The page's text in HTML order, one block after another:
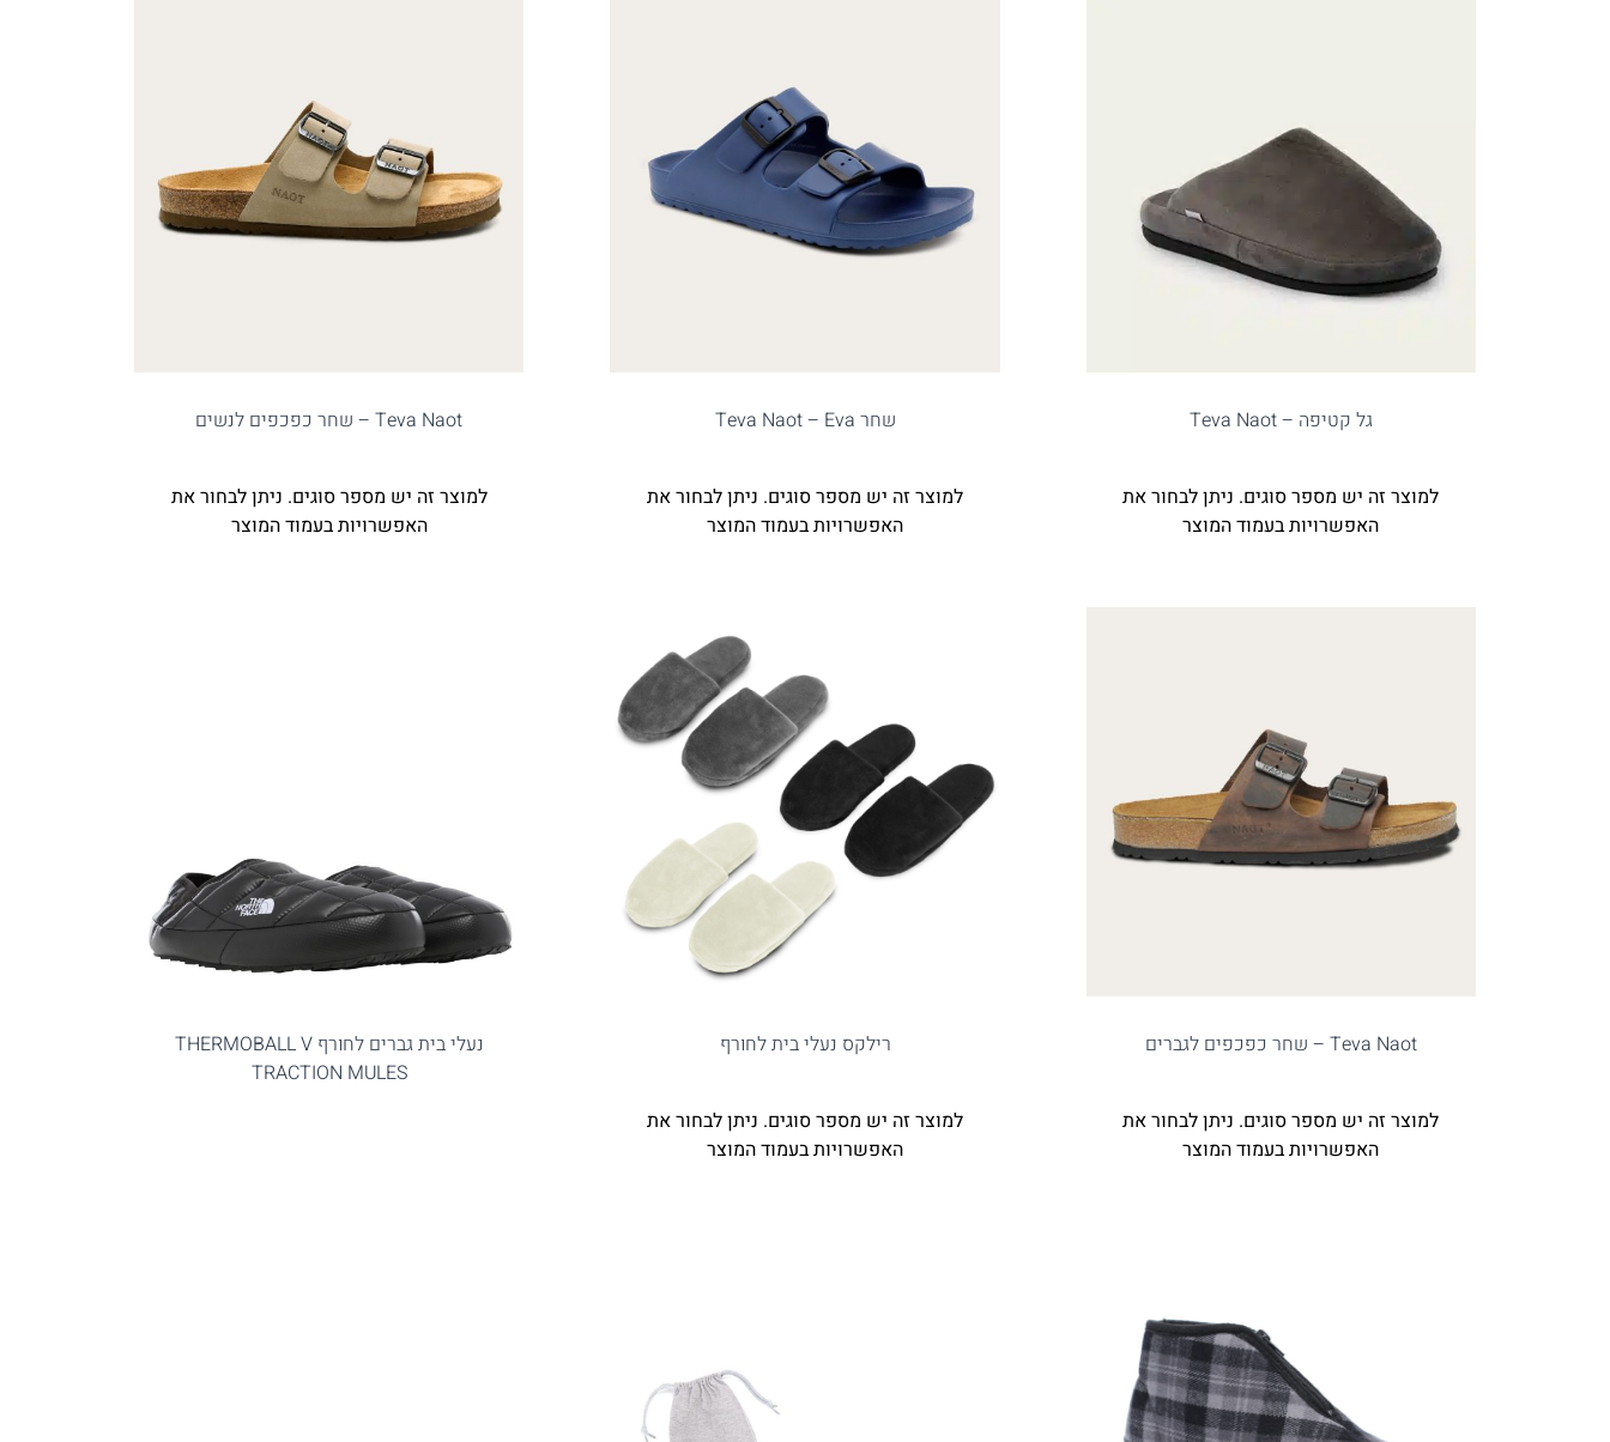
גל קטיפה – Teva Naot
למוצר זה יש מספר סוגים. ניתן לבחור את
האפשרויות בעמוד המוצר
שחר Teva Naot – Eva
למוצר זה יש מספר סוגים. ניתן לבחור את
האפשרויות בעמוד המוצר
Teva Naot – שחר כפכפים לנשים
למוצר זה יש מספר סוגים. ניתן לבחור את
האפשרויות בעמוד המוצר
Teva Naot – שחר כפכפים לגברים
למוצר זה יש מספר סוגים. ניתן לבחור את
האפשרויות בעמוד המוצר
רילקס נעלי בית לחורף
למוצר זה יש מספר סוגים. ניתן לבחור את
האפשרויות בעמוד המוצר
נעלי בית גברים לחורף THERMOBALL V
TRACTION MULES